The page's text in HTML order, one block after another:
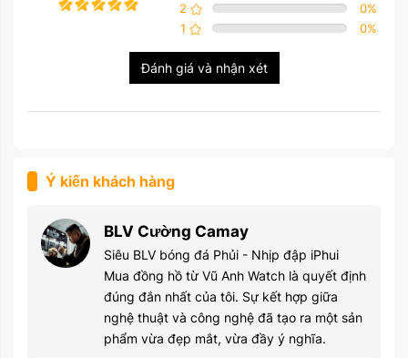
2
0%
1
0%
Đánh giá và nhận xét
Ý kiến khách hàng
BLV Cường Camay
Siêu BLV bóng đá Phủi - Nhịp đập iPhui
Mua đồng hồ từ Vũ Anh Watch là quyết định
đúng đắn nhất của tôi. Sự kết hợp giữa
nghệ thuật và công nghệ đã tạo ra một sản
phẩm vừa đẹp mắt, vừa đầy ý nghĩa.